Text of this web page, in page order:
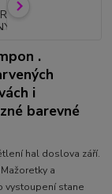
.
i
barevné
hal doslova září.
a
vystoupení stane